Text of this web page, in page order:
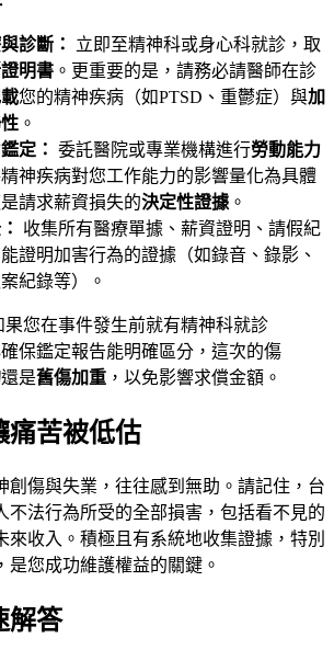
診斷：
立即至精神科或身心科就診，取
明書 。更重要的是，請務必請醫師在診
您的精神疾病（如PTSD、重鬱症）與加
。
定： 委託醫院或專業機構進行勞動能力
精神疾病對您工作能力的影響量化為具體
請求薪資損失的決定性證據 。
收集所有醫療單據、薪資證明、請假紀
證明加害行為的證據（如錄音、錄影、
紀錄等）。
果您在事件發生前就有精神科就診
保鑑定報告能明確區分，這次的傷
還是舊傷加重 ，以免影響求償金額。
痛苦被低估
創傷與失業，往往感到無助。請記住，台
不法行為所受的全部損害，包括看不見的
來收入。積極且有系統地收集證據，特別
是您成功維護權益的關鍵。
解答